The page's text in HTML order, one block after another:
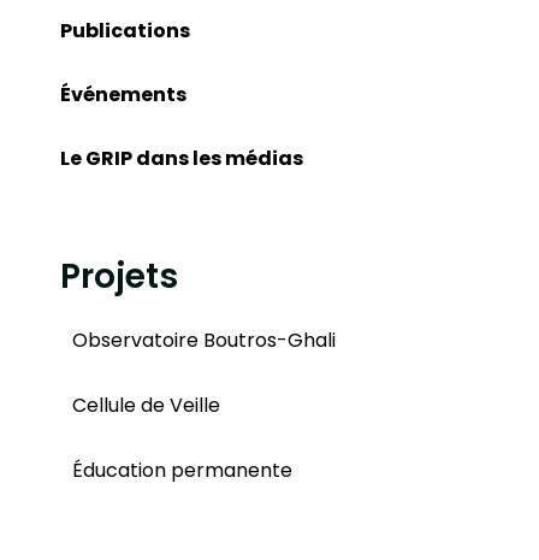
Publications
Événements
Le GRIP dans les médias
Projets
Observatoire Boutros-Ghali
Cellule de Veille
Éducation permanente